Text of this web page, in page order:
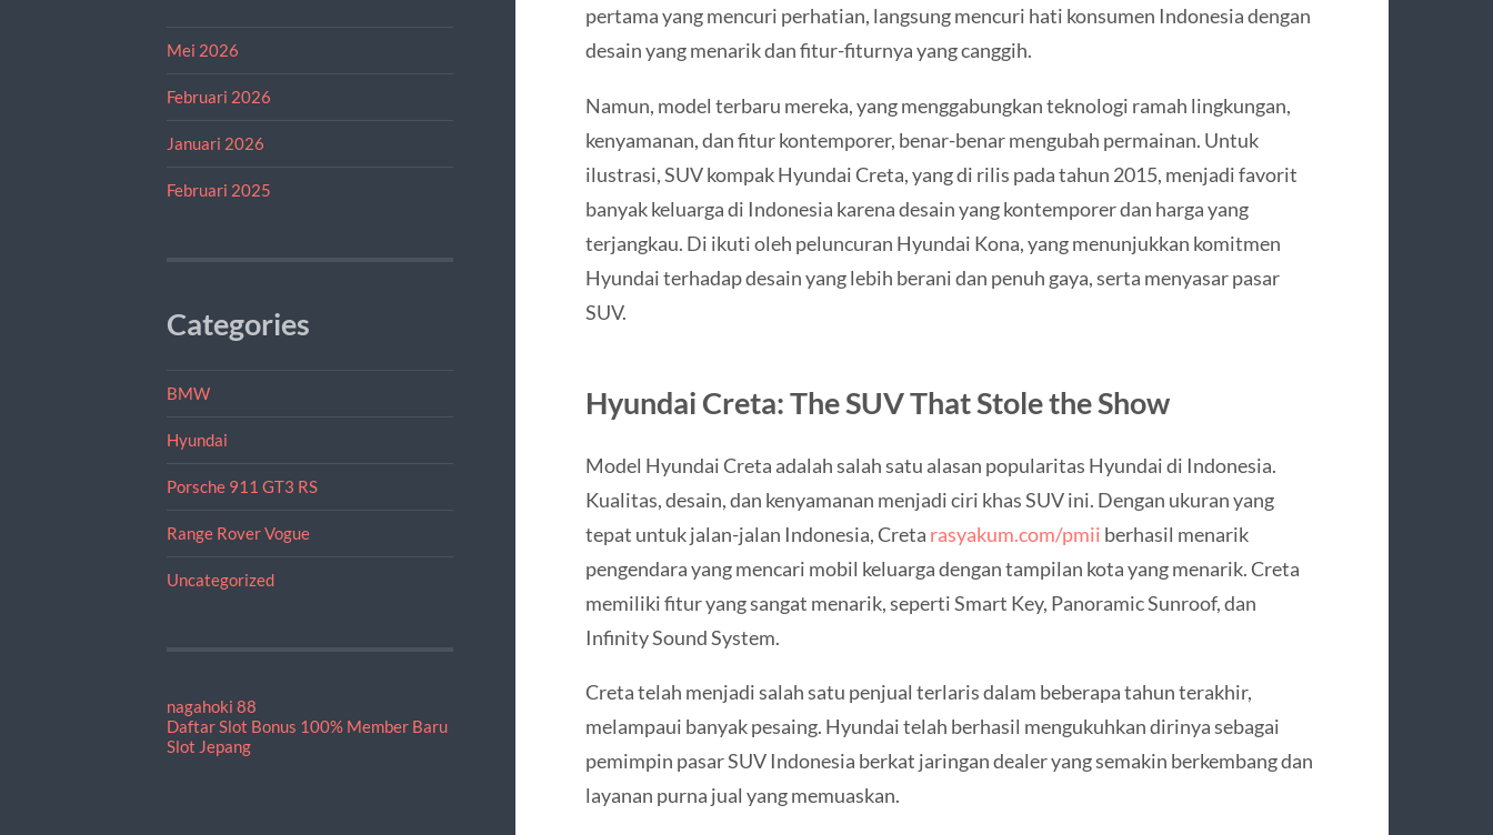
Mei 2026
Februari 2026
Januari 2026
Februari 2025
Categories
BMW
Hyundai
Porsche 911 GT3 RS
Range Rover Vogue
Uncategorized
nagahoki 88
Daftar Slot Bonus 100% Member Baru
Slot Jepang
pertama yang mencuri perhatian, langsung mencuri hati konsumen Indonesia dengan
desain yang menarik dan fitur-fiturnya yang canggih.
Namun, model terbaru mereka, yang menggabungkan teknologi ramah lingkungan,
kenyamanan, dan fitur kontemporer, benar-benar mengubah permainan. Untuk
ilustrasi, SUV kompak Hyundai Creta, yang di rilis pada tahun 2015, menjadi favorit
banyak keluarga di Indonesia karena desain yang kontemporer dan harga yang
terjangkau. Di ikuti oleh peluncuran Hyundai Kona, yang menunjukkan komitmen
Hyundai terhadap desain yang lebih berani dan penuh gaya, serta menyasar pasar
SUV.
Hyundai Creta: The SUV That Stole the Show
Model Hyundai Creta adalah salah satu alasan popularitas Hyundai di Indonesia.
Kualitas, desain, dan kenyamanan menjadi ciri khas SUV ini. Dengan ukuran yang
tepat untuk jalan-jalan Indonesia, Creta rasyakum.com/pmii berhasil menarik
pengendara yang mencari mobil keluarga dengan tampilan kota yang menarik. Creta
memiliki fitur yang sangat menarik, seperti Smart Key, Panoramic Sunroof, dan
Infinity Sound System.
Creta telah menjadi salah satu penjual terlaris dalam beberapa tahun terakhir,
melampaui banyak pesaing. Hyundai telah berhasil mengukuhkan dirinya sebagai
pemimpin pasar SUV Indonesia berkat jaringan dealer yang semakin berkembang dan
layanan purna jual yang memuaskan.